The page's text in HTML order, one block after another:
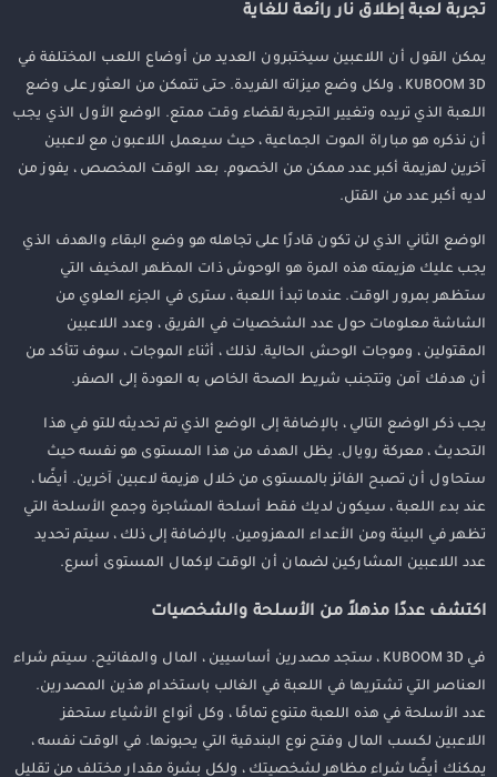
تجربة لعبة إطلاق نار رائعة للغاية
يمكن القول أن اللاعبين سيختبرون العديد من أوضاع اللعب المختلفة في
KUBOOM 3D ، ولكل وضع ميزاته الفريدة. حتى تتمكن من العثور على وضع
اللعبة الذي تريده وتغيير التجربة لقضاء وقت ممتع. الوضع الأول الذي يجب
أن نذكره هو مباراة الموت الجماعية ، حيث سيعمل اللاعبون مع لاعبين
آخرين لهزيمة أكبر عدد ممكن من الخصوم. بعد الوقت المخصص ، يفوز من
لديه أكبر عدد من القتل.
الوضع الثاني الذي لن تكون قادرًا على تجاهله هو وضع البقاء والهدف الذي
يجب عليك هزيمته هذه المرة هو الوحوش ذات المظهر المخيف التي
ستظهر بمرور الوقت. عندما تبدأ اللعبة ، سترى في الجزء العلوي من
الشاشة معلومات حول عدد الشخصيات في الفريق ، وعدد اللاعبين
المقتولين ، وموجات الوحش الحالية. لذلك ، أثناء الموجات ، سوف تتأكد من
أن هدفك آمن وتتجنب شريط الصحة الخاص به العودة إلى الصفر.
يجب ذكر الوضع التالي ، بالإضافة إلى الوضع الذي تم تحديثه للتو في هذا
التحديث ، معركة رويال. يظل الهدف من هذا المستوى هو نفسه حيث
ستحاول أن تصبح الفائز بالمستوى من خلال هزيمة لاعبين آخرين. أيضًا ،
عند بدء اللعبة ، سيكون لديك فقط أسلحة المشاجرة وجمع الأسلحة التي
تظهر في البيئة ومن الأعداء المهزومين. بالإضافة إلى ذلك ، سيتم تحديد
عدد اللاعبين المشاركين لضمان أن الوقت لإكمال المستوى أسرع.
اكتشف عددًا مذهلاً من الأسلحة والشخصيات
في KUBOOM 3D ، ستجد مصدرين أساسيين ، المال والمفاتيح. سيتم شراء
العناصر التي تشتريها في اللعبة في الغالب باستخدام هذين المصدرين.
عدد الأسلحة في هذه اللعبة متنوع تمامًا ، وكل أنواع الأشياء ستحفز
اللاعبين لكسب المال وفتح نوع البندقية التي يحبونها. في الوقت نفسه ،
يمكنك أيضًا شراء مظاهر لشخصيتك ، ولكل بشرة مقدار مختلف من تقليل